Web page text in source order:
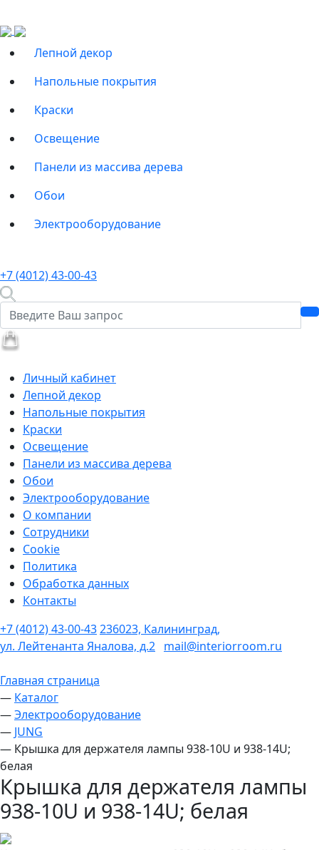
Лепной декор
Напольные покрытия
Краски
Освещение
Панели из массива дерева
Обои
Электрооборудование
+7 (4012) 43-00-43
Личный кабинет
Лепной декор
Напольные покрытия
Краски
Освещение
Панели из массива дерева
Обои
Электрооборудование
О компании
Сотрудники
Cookie
Политика
Обработка данных
Контакты
+7 (4012) 43-00-43236023, Калининград,
ул. Лейтенанта Яналова, д.2 mail@interiorroom.ru
Главная страница
— Каталог
—Электрооборудование
— JUNG
— Крышка для держателя лампы 938-10U и 938-14U;
белая
Крышка для держателя лампы
938-10U и 938-14U; белая